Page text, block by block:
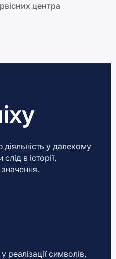
центра
у далекому
в історії,
символів,